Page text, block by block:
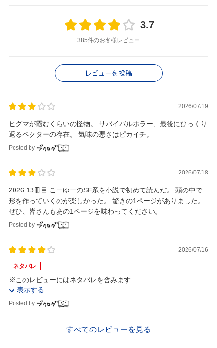
3.7
385件のお客様レビュー
レビューを投稿
2026/07/19
ヒグマが霞むくらいの怪物。 サバイバルホラー、最後にひっくり
返るベクターの存在。 気味の悪さはピカイチ。
Posted by
2026/07/18
2026 13冊目 こーゆーのSF系を小説で初めて読んだ。 頭の中で
形を作っていくのが楽しかった。 驚きの1ページがありました。
ぜひ、皆さんもあの1ページを味わってください。
Posted by
2026/07/16
ネタバレ
※このレビューにはネタバレを含みます
表示する
Posted by
すべてのレビューを見る